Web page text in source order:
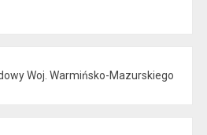
Woj. Warmińsko-Mazurskiego